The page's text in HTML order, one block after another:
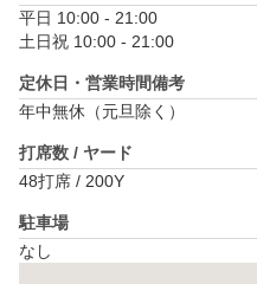
平日 10:00 - 21:00
土日祝 10:00 - 21:00
定休日・営業時間備考
年中無休（元旦除く）
打席数 / ヤード
48打席 / 200Y
駐車場
なし